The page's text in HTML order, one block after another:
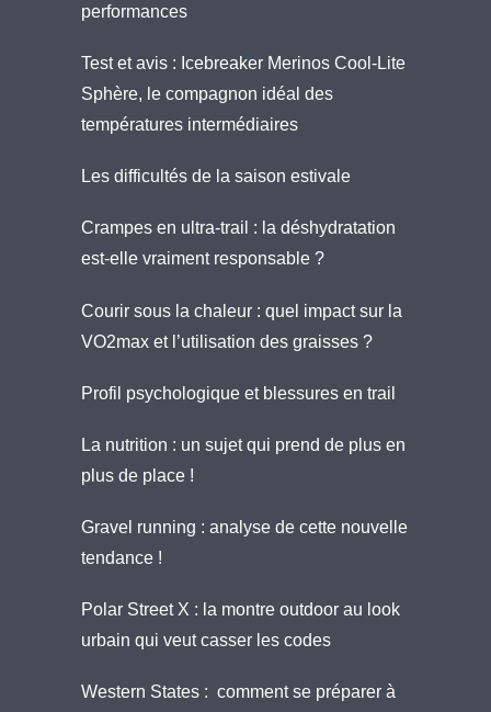
performances
Test et avis : Icebreaker Merinos Cool-Lite
Sphère, le compagnon idéal des
températures intermédiaires
Les difficultés de la saison estivale
Crampes en ultra-trail : la déshydratation
est-elle vraiment responsable ?
Courir sous la chaleur : quel impact sur la
VO2max et l’utilisation des graisses ?
Profil psychologique et blessures en trail
La nutrition : un sujet qui prend de plus en
plus de place !
Gravel running : analyse de cette nouvelle
tendance !
Polar Street X : la montre outdoor au look
urbain qui veut casser les codes
Western States : comment se préparer à